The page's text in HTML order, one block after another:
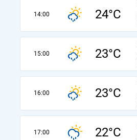
14:00 24°C
15:00 23°C
16:00 23°C
17:00 22°C